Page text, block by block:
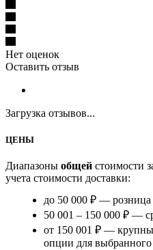
Нет оценок
Оставить отзыв
Загрузка отзывов...
ЦЕНЫ
Диапазоны общей стоимости
учета стоимости доставки:
до 50 000 ₽ — розница
50 001 – 150 000 ₽ —
от 150 001 ₽ —
опции для выбранного